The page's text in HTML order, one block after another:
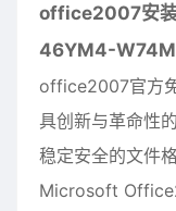
office2007安装
46YM4-
office2007官方
具创新与革命性
稳定安全的文件
Microsoft